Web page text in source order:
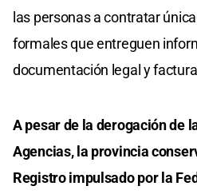
las personas a contratar
formales que entreguen
documentación legal y
A pesar de la derogación de
Agencias, la provincia
Registro impulsado por la